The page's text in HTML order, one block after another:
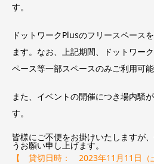
す。
ドットワークPlusのフリースペース
ます。なお、 上記期間、ドットワー
ペース等一部スペースのみご利用可能
また、イベントの開催につき場内騒
す。
皆様にご不便をお掛けいたしますが
うお願い申し上げます。
【 貸切日時： 2023年11月11日（